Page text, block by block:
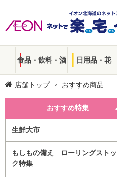
食品・飲料・酒 日用品・花
店舗トップ おすすめ商品
おすすめ特集
生鮮大市
もしもの備え ローリングストッ
ク特集